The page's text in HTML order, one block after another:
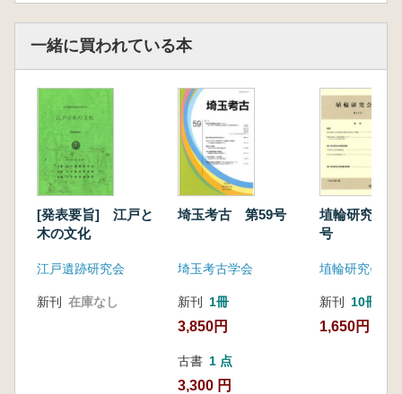
一緒に買われている本
[発表要旨] 江戸と
木の文化
江戸遺跡研究会
新刊 在庫なし
埼玉考古 第59号
埼玉考古学会
新刊 1冊
3,850円
古書 1 点
3,300 円
埴輪研究会
号
埴輪研究会
新刊 10冊
1,650円